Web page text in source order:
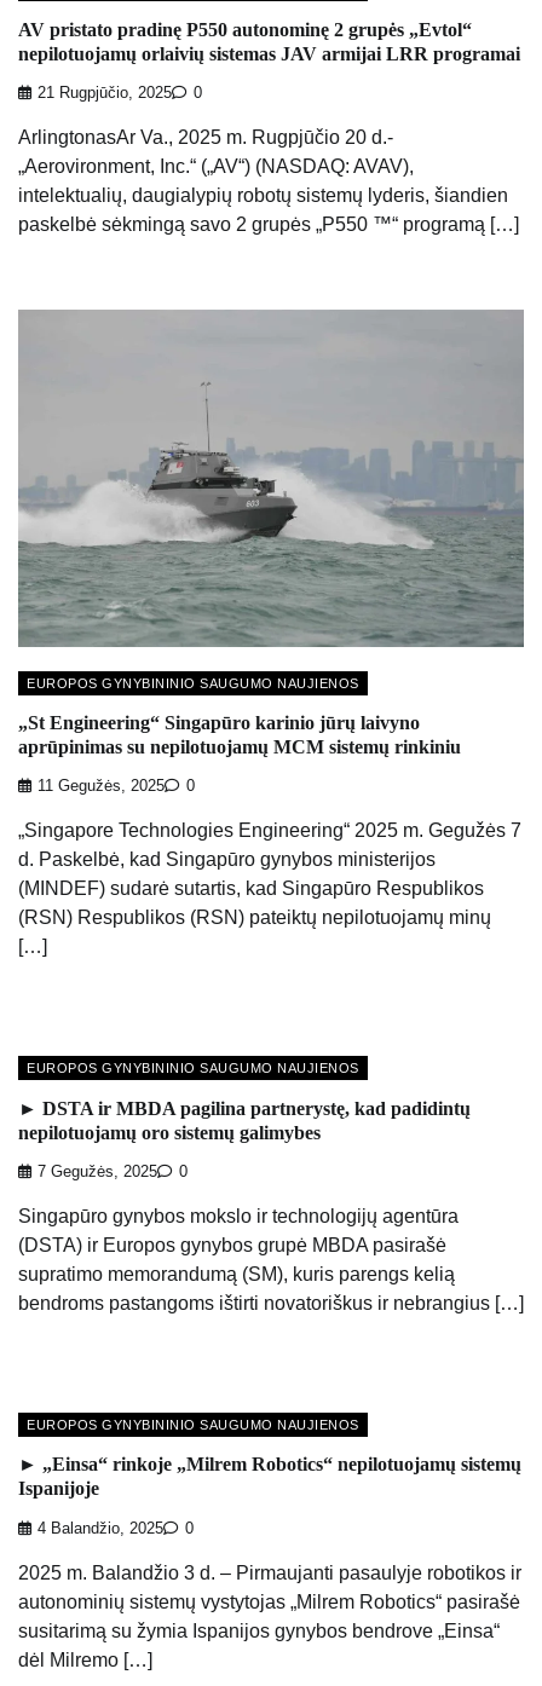
AV pristato pradinę P550 autonominę 2 grupės „Evtol“
nepilotuojamų orlaivių sistemas JAV armijai LRR programai
21 Rugpjūčio, 2025 0
ArlingtonasAr Va., 2025 m. Rugpjūčio 20 d.-
„Aerovironment, Inc.“ („AV“) (NASDAQ: AVAV),
intelektualių, daugialypių robotų sistemų lyderis, šiandien
paskelbė sėkmingą savo 2 grupės „P550 ™“ programą […]
EUROPOS GYNYBININIO SAUGUMO NAUJIENOS
„St Engineering“ Singapūro karinio jūrų laivyno
aprūpinimas su nepilotuojamų MCM sistemų rinkiniu
11 Gegužės, 2025 0
„Singapore Technologies Engineering“ 2025 m. Gegužės 7
d. Paskelbė, kad Singapūro gynybos ministerijos
(MINDEF) sudarė sutartis, kad Singapūro Respublikos
(RSN) Respublikos (RSN) pateiktų nepilotuojamų minų
[…]
EUROPOS GYNYBININIO SAUGUMO NAUJIENOS
► DSTA ir MBDA pagilina partnerystę, kad padidintų
nepilotuojamų oro sistemų galimybes
7 Gegužės, 2025 0
Singapūro gynybos mokslo ir technologijų agentūra
(DSTA) ir Europos gynybos grupė MBDA pasirašė
supratimo memorandumą (SM), kuris parengs kelią
bendroms pastangoms ištirti novatoriškus ir nebrangius […]
EUROPOS GYNYBININIO SAUGUMO NAUJIENOS
► „Einsa“ rinkoje „Milrem Robotics“ nepilotuojamų sistemų
Ispanijoje
4 Balandžio, 2025 0
2025 m. Balandžio 3 d. – Pirmaujanti pasaulyje robotikos ir
autonominių sistemų vystytojas „Milrem Robotics“ pasirašė
susitarimą su žymia Ispanijos gynybos bendrove „Einsa“
dėl Milremo […]